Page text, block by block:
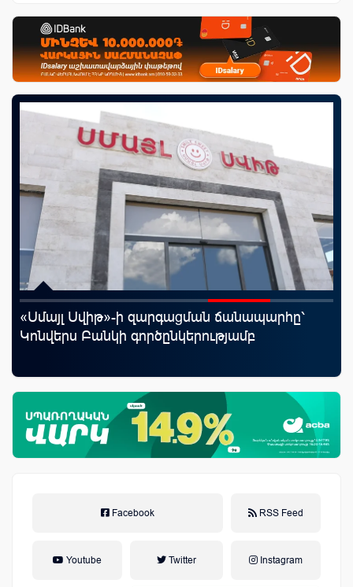
«Սմայլ Սվիթ»-ի զարգացման ճանապարհը՝
Կոնվերս Բանկի գործընկերությամբ
Facebook RSS Feed
Youtube Twitter Instagram